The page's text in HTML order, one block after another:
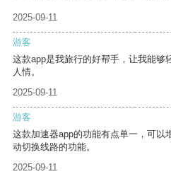
2025-09-11
游客
这款app是我旅行的好帮手，让我能够
人情。
2025-09-11
游客
这款加速器app的功能有点单一，可以
动切换线路的功能。
2025-09-11